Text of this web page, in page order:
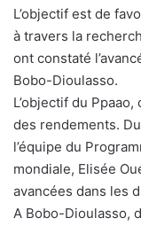
L’objectif est de
à travers la
ont constaté
Bobo-Dioulasso.
L’objectif du
des rendements.
l’équipe du
mondiale, Elisée
avancées dans les
A Bobo-Dioulasso,